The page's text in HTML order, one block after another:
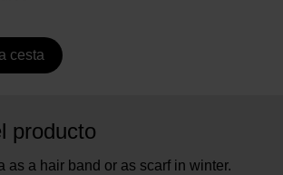
cesta
producto
as a hair band or as scarf in winter.